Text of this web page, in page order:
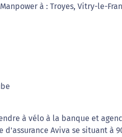
à : Troyes, Vitry-le-
à vélo à la banque et
d'assurance Aviva se situant à